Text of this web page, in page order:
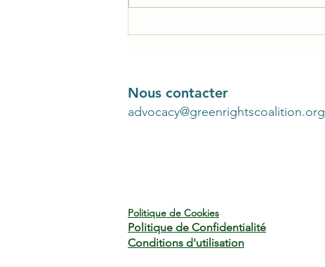
Nous contacter
advocacy@greenrightscoalition.org
Politique de Cookies
Politique de Confidentialité
Conditions d'utilisation